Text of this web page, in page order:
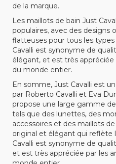
de la marque.
Les maillots de bain Just
populaires, avec des designs
flatteuses pour tous les
Cavalli est synonyme de
élégant, et est très
du monde entier.
En somme, Just Cavalli est
par Roberto Cavalli et Eva
propose une large gamme
tels que des lunettes, des
accessoires et des maillots
original et élégant qui reflète
Cavalli est synonyme de
et est très appréciée par les